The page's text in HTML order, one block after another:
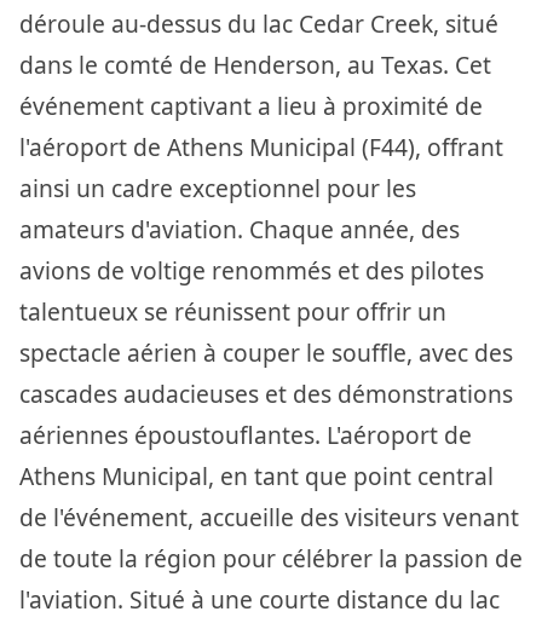
déroule au-dessus du lac Cedar Creek, situé
dans le comté de Henderson, au Texas. Cet
événement captivant a lieu à proximité de
l'aéroport de Athens Municipal (F44), offrant
ainsi un cadre exceptionnel pour les
amateurs d'aviation. Chaque année, des
avions de voltige renommés et des pilotes
talentueux se réunissent pour offrir un
spectacle aérien à couper le souffle, avec des
cascades audacieuses et des démonstrations
aériennes époustouflantes. L'aéroport de
Athens Municipal, en tant que point central
de l'événement, accueille des visiteurs venant
de toute la région pour célébrer la passion de
l'aviation. Situé à une courte distance du lac